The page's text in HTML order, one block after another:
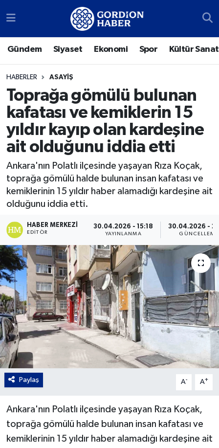
Gündem Siyaset Ekonomi Spor Kültür Sanat
HABERLER ASAYIŞ
Toprağa gömülü bulunan
kafatası ve kemiklerin 15
yıldır kayıp olan kardeşine
ait olduğunu iddia etti
Ankara'nın Polatlı ilçesinde yaşayan Rıza Koçak,
toprağa gömülü halde bulunan insan kafatası ve
kemiklerinin 15 yıldır haber alamadığı kardeşine ait
olduğunu iddia etti.
HABER MERKEZI
EDITÖR
30.04.2026 - 15:18
YAYINLANMA
30.04.2026 -
GÜNCELLEME
Paylaş A- A+
Ankara'nın Polatlı ilçesinde yaşayan Rıza Koçak,
toprağa gömülü halde bulunan insan kafatası ve
kemiklerinin 15 yıldır haber alamadığı kardeşine ait
Sosyal Medya Hesaplarımız
Siyaset
Ekonomi
Spor
Kültür Sanat
Türk Dünyası
Polatlı
Gordion
Ankara Nöbetçi Eczaneler
Ankara Trafik Yoğunluk Haritası
Süper Lig Puan Durumu ve Fikstür
Tüm Manşetler
Son Dakika Haberleri
Haber Arşivi